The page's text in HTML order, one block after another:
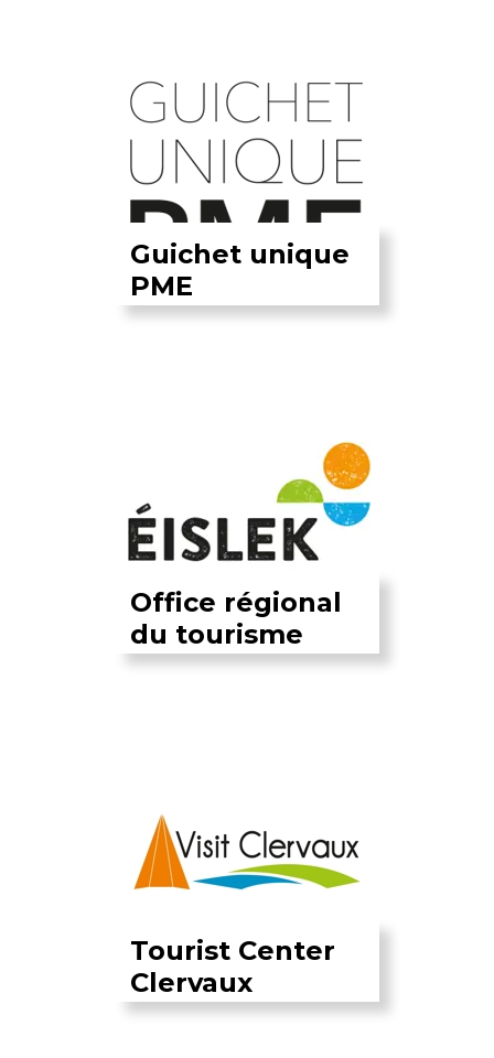
Guichet unique
PME
Office régional
du tourisme
Tourist Center
Clervaux